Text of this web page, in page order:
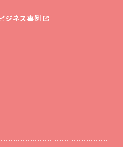
ビジネス事例